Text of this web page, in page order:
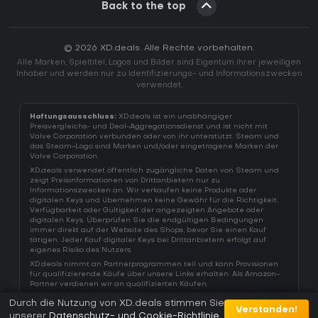
Back to the top
© 2026 XD.deals. Alle Rechte vorbehalten.
Alle Marken, Spieltitel, Logos und Bilder sind Eigentum ihrer jeweiligen
Inhaber und werden nur zu Identifizierungs- und Informationszwecken
verwendet.
Haftungsausschluss: XD.deals ist ein unabhängiger
Preisvergleichs- und Deal-Aggregationsdienst und ist nicht mit
Valve Corporation verbunden oder von ihr unterstützt. Steam und
das Steam-Logo sind Marken und/oder eingetragene Marken der
Valve Corporation.
XD.deals verwendet öffentlich zugängliche Daten von Steam und
zeigt Preisinformationen von Drittanbietern nur zu
Informationszwecken an. Wir verkaufen keine Produkte oder
digitalen Keys und übernehmen keine Gewähr für die Richtigkeit,
Verfügbarkeit oder Gültigkeit der angezeigten Angebote oder
digitalen Keys. Überprüfen Sie die endgültigen Bedingungen
immer direkt auf der Website des Shops, bevor Sie einen Kauf
tätigen. Jeder Kauf digitaler Keys bei Drittanbietern erfolgt auf
eigenes Risiko des Nutzers.
XD.deals nimmt an Partnerprogrammen teil und kann Provisionen
für qualifizierende Käufe über unsere Links erhalten. Als Amazon-
Partner verdienen wir an qualifizierten Käufen.
Durch die Nutzung von XD.deals stimmen Sie
unserer Datenschutz- und Cookie-Richtlinie
Verstanden!